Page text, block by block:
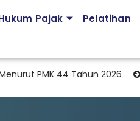
Pajak Pelatihan
PMK 44 Tahun 2026 Jasa